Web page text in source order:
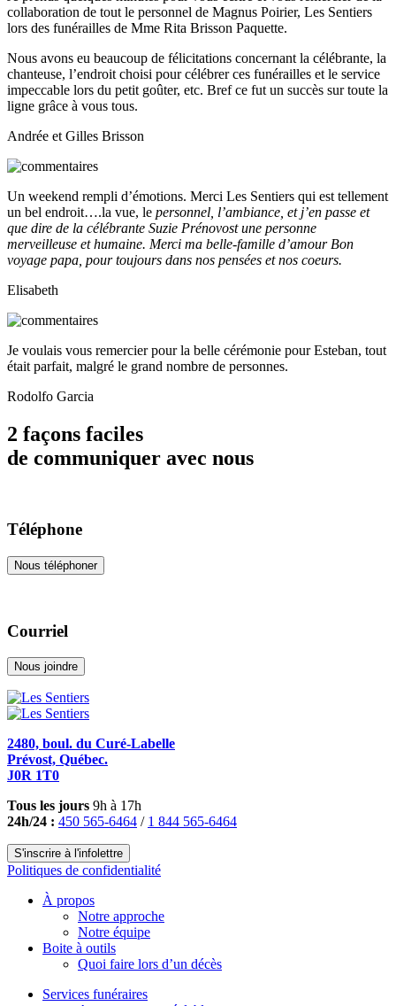
collaboration de tout le personnel de Magnus Poirier, Les Sentiers
lors des funérailles de Mme Rita Brisson Paquette.
Nous avons eu beaucoup de félicitations concernant la célébrante, la
chanteuse, l’endroit choisi pour célébrer ces funérailles et le service
impeccable lors du petit goûter, etc. Bref ce fut un succès sur toute la
ligne grâce à vous tous.
Andrée et Gilles Brisson
Un weekend rempli d’émotions. Merci Les Sentiers qui est tellement
un bel endroit….la vue, le personnel, l’ambiance, et j’en passe et
que dire de la célébrante Suzie Prénovost une personne
merveilleuse et humaine. Merci ma belle-famille d’amour Bon
voyage papa, pour toujours dans nos pensées et nos coeurs.
Elisabeth
Je voulais vous remercier pour la belle cérémonie pour Esteban, tout
était parfait, malgré le grand nombre de personnes.
Rodolfo Garcia
2 façons faciles
de communiquer avec nous
Téléphone
Nous téléphoner
Courriel
Nous joindre
2480, boul. du Curé-Labelle
Prévost, Québec.
J0R 1T0
Tous les jours 9h à 17h
24h/24 : 450 565-6464 / 1 844 565-6464
S'inscrire à l'infolettre
Politiques de confidentialité
À propos
Notre approche
Notre équipe
Boite à outils
Quoi faire lors d’un décès
Services funéraires